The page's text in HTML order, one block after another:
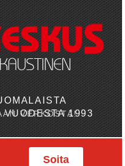
VUODESTA 1993
VERKOSTA!
Soita